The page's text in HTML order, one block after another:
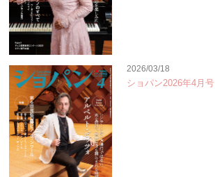
2026/03/18
ショパン2026年4月号